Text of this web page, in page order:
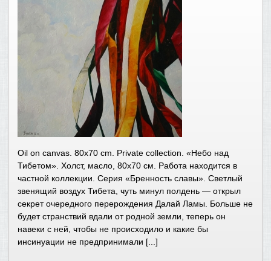
Oil on canvas. 80х70 cm. Private collection. «Небо над
Тибетом». Холст, масло, 80х70 см. Работа находится в
частной коллекции. Серия «Бренность славы». Светлый
звенящий воздух Тибета, чуть минул полдень — открыл
секрет очередного перерождения Далай Ламы. Больше не
будет странствий вдали от родной земли, теперь он
навеки с ней, чтобы не происходило и какие бы
инсинуации не предпринимали [...]